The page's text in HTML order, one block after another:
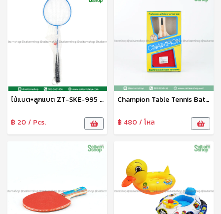
ไม้แบต+ลูกแบต ZT-SKE-995 Zonetoy
฿ 20 / Pcs.
Champion Table Tennis Bat ไม้ปิงปองเดี่ยว ไม้ปิงปองแชมเปี้ยน ไม้ปิงปอง 2ด้าน หน้าแดง-ดำ
฿ 480 / โหล